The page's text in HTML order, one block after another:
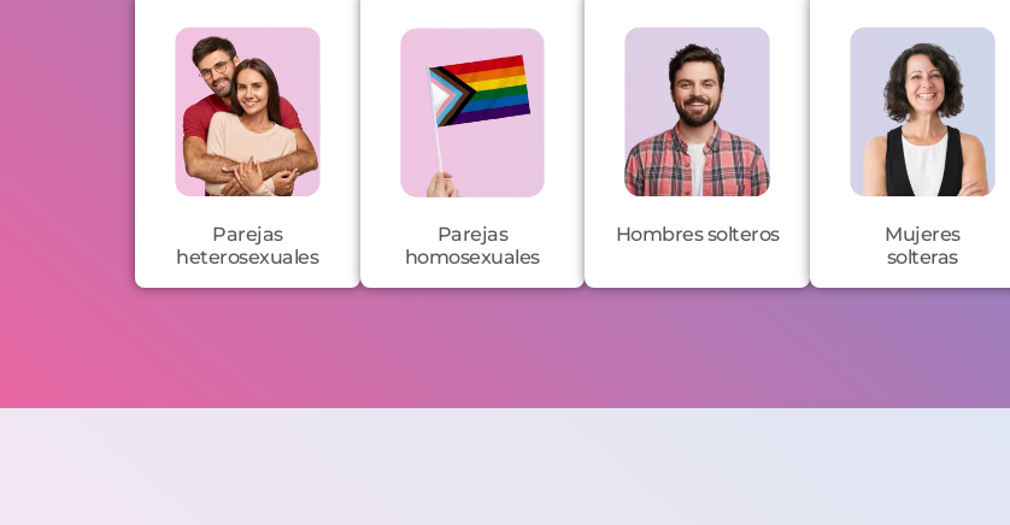
Parejas
heterosexuales
Parejas
homosexuales
Hombres solteros
Mujeres
solteras